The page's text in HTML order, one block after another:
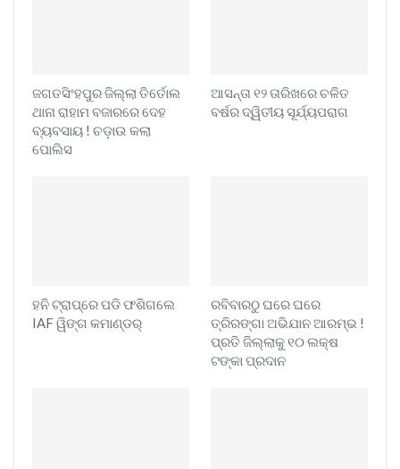
ଜଗତସିଂହପୁର ଜିଲ୍ଲା ତିର୍ତୋଲ
ଥାନା ରାହାମ ବଜାରରେ ଦେହ
ବ୍ୟବସାୟ ! ଚଡ଼ାଉ କଲା
ପୋଲିସ
ଆସନ୍ତା ୧୨ ତାରିଖରେ ଚଳିତ
ବର୍ଷର ଦ୍ୱିତୀୟ ସୂର୍ଯ୍ୟପରାଗ
ହନି ଟ୍ରାପ୍‌ରେ ପଡି ଫଶିଗଲେ
IAF ୱିଙ୍ଗ କମାଣ୍ଡର୍
ରବିବାରଠୁ ଘରେ ଘରେ
ତ୍ରିରଙ୍ଗା ଅଭିଯାନ ଆରମ୍ଭ !
ପ୍ରତି ଜିଲ୍ଲାକୁ ୧୦ ଲକ୍ଷ
ଟଙ୍କା ପ୍ରଦାନ